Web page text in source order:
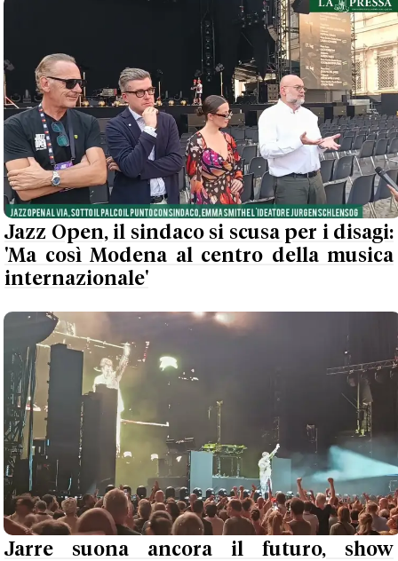
Jazz Open, il sindaco si scusa per i disagi:
'Ma così Modena al centro della musica
internazionale'
Jarre suona ancora il futuro, show